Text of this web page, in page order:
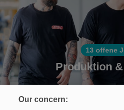
13 offene
Produktion
Our concern: